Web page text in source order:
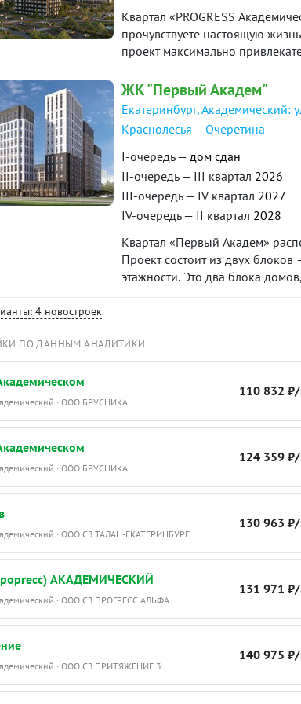
Квартал «PROGRESS
прочувствуете настоящую
проект максимально
уникальное экологически
ЖК "Первый Академ"
Екатеринбург, Академический:
Краснолесья – Очеретина
I-очередь — дом сдан
II-очередь — III квартал 2026
III-очередь — IV квартал 2027
IV-очередь — II квартал 2028
Квартал «Первый Академ»
Проект состоит из двух
этажности. Это два блока
4 новостроек
ПО ДАННЫМ АНАЛИТИКИ
· ООО БРУСНИКА
110 832
· ООО БРУСНИКА
124 359
· ООО СЗ ТАЛАН-ЕКАТЕРИНБУРГ
130 963
АКАДЕМИЧЕСКИЙ
· ООО СЗ ПРОГРЕСС АЛЬФА
131 971
· ООО СЗ ПРИТЯЖЕНИЕ 3
140 975